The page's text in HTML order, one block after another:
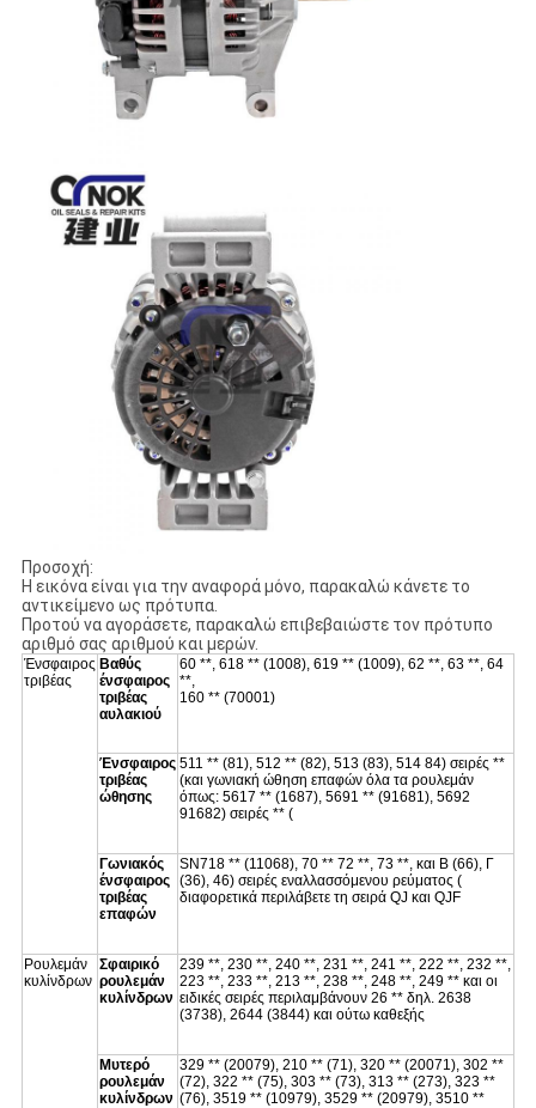
Προσοχή:
Η εικόνα είναι για την αναφορά μόνο, παρακαλώ κάνετε το
αντικείμενο ως πρότυπα.
Προτού να αγοράσετε, παρακαλώ επιβεβαιώστε τον πρότυπο
αριθμό σας αριθμού και μερών.
Ένσφαιρος
τριβέας
Βαθύς
ένσφαιρος
τριβέας
αυλακιού
60 **, 618 ** (1008), 619 ** (1009), 62 **, 63 **, 64
**,
160 ** (70001)
Ένσφαιρος
τριβέας
ώθησης
511 ** (81), 512 ** (82), 513 (83), 514 84) σειρές **
(και γωνιακή ώθηση επαφών όλα τα ρουλεμάν
όπως: 5617 ** (1687), 5691 ** (91681), 5692
91682) σειρές ** (
Γωνιακός
ένσφαιρος
τριβέας
επαφών
SN718 ** (11068), 70 ** 72 **, 73 **, και Β (66), Γ
(36), 46) σειρές εναλλασσόμενου ρεύματος (
διαφορετικά περιλάβετε τη σειρά QJ και QJF
Ρουλεμάν
κυλίνδρων
Σφαιρικό
ρουλεμάν
κυλίνδρων
239 **, 230 **, 240 **, 231 **, 241 **, 222 **, 232 **,
223 **, 233 **, 213 **, 238 **, 248 **, 249 ** και οι
ειδικές σειρές περιλαμβάνουν 26 ** δηλ. 2638
(3738), 2644 (3844) και ούτω καθεξής
Μυτερό
ρουλεμάν
κυλίνδρων
329 ** (20079), 210 ** (71), 320 ** (20071), 302 **
(72), 322 ** (75), 303 ** (73), 313 ** (273), 323 **
(76), 3519 ** (10979), 3529 ** (20979), 3510 **